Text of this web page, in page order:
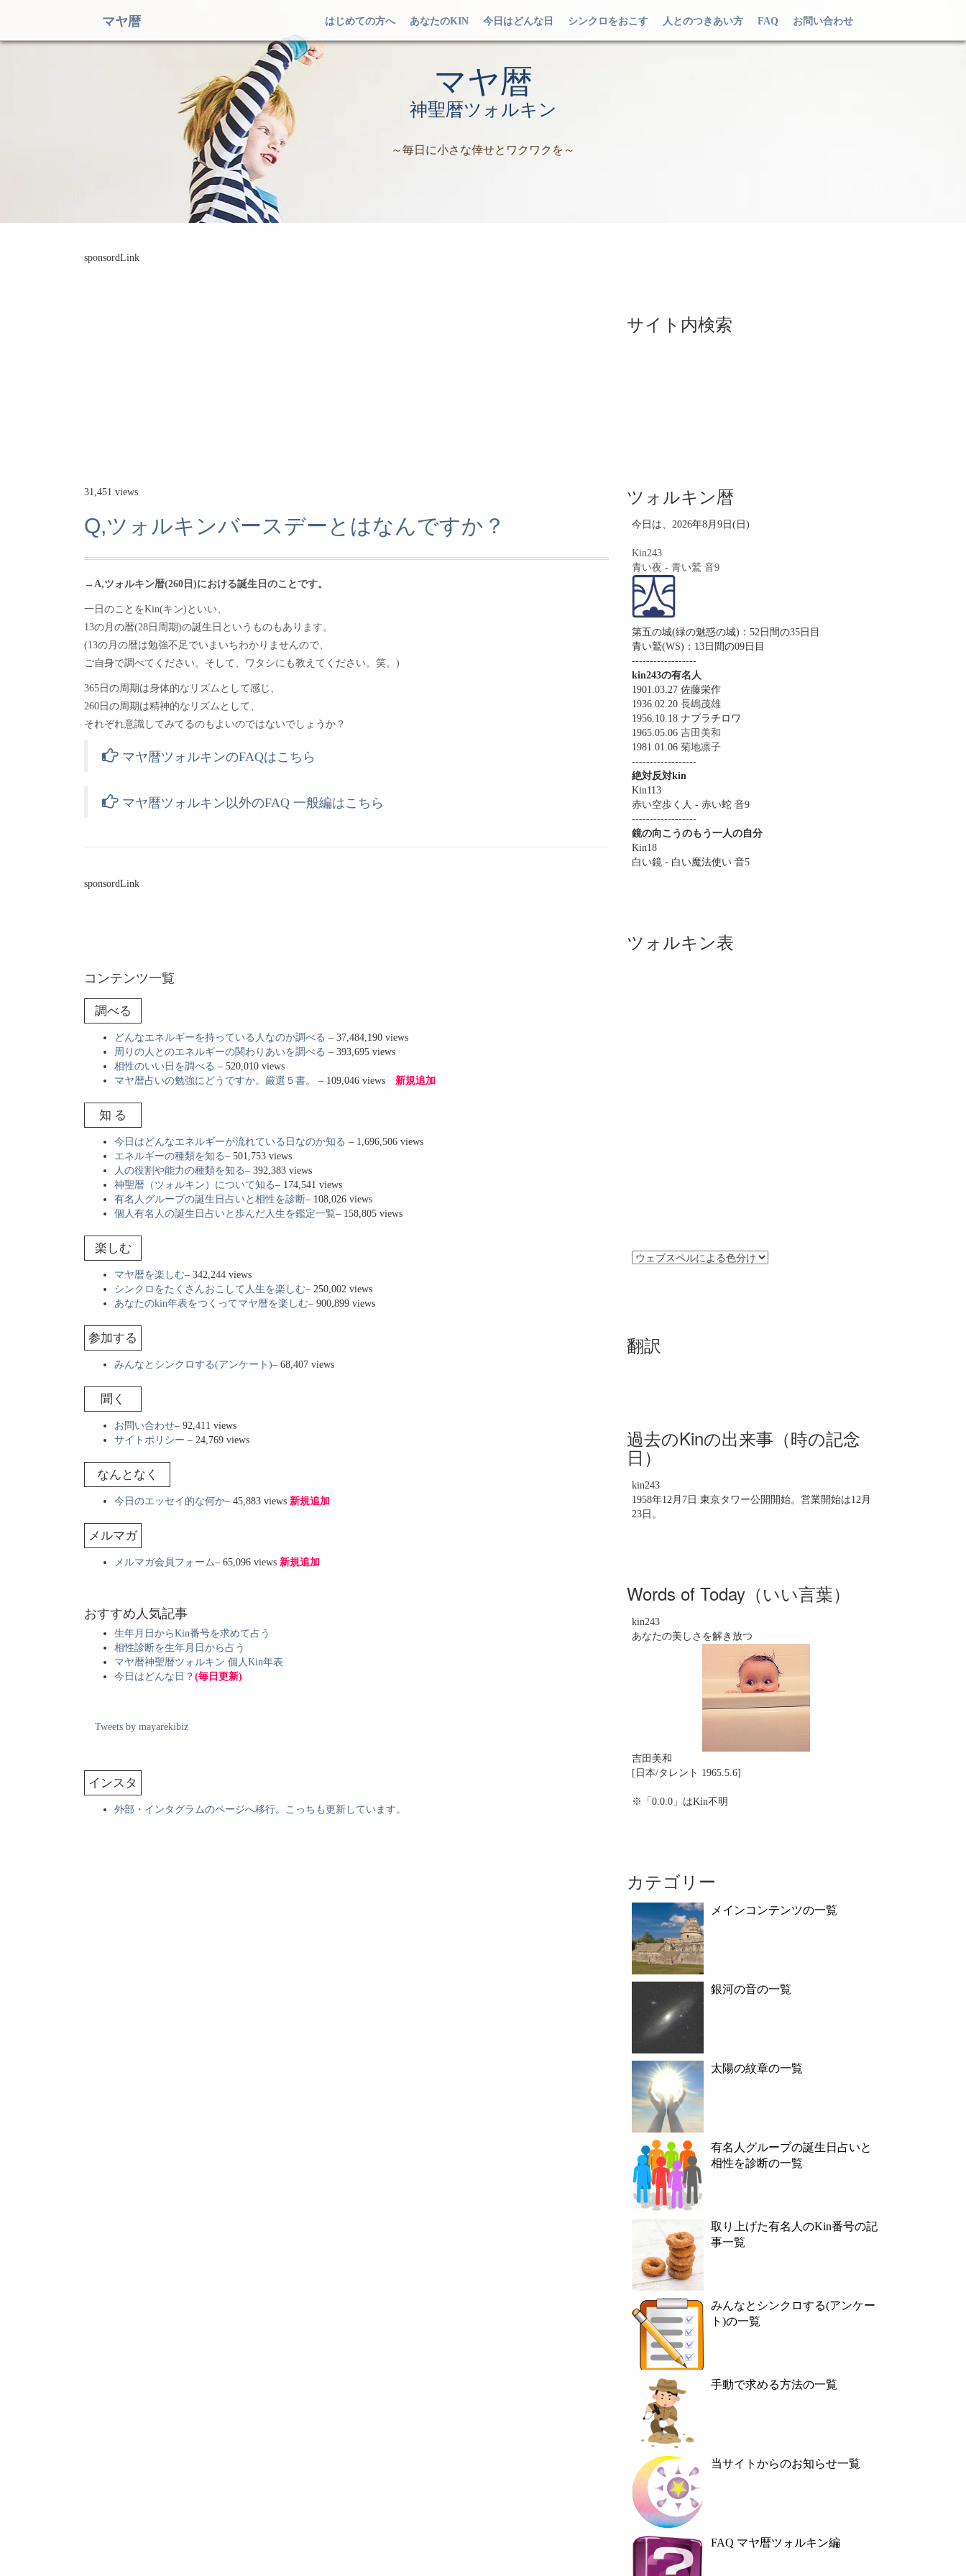
マヤ暦 はじめての方へ あなたのKIN 今日はどんな日 シンクロをおこす 人とのつきあい方 FAQ お問い合わせ
マヤ暦
神聖暦ツォルキン
～毎日に小さな倖せとワクワクを～
sponsordLink
31,451 views
Q,ツォルキンバースデーとはなんですか？
→A,ツォルキン暦(260日)における誕生日のことです。
一日のことをKin(キン)といい、
13の月の暦(28日周期)の誕生日というものもあります。
(13の月の暦は勉強不足でいまいちわかりませんので、
ご自身で調べてください。そして、ワタシにも教えてください。笑。)
365日の周期は身体的なリズムとして感じ、
260日の周期は精神的なリズムとして、
それぞれ意識してみてるのもよいのではないでしょうか？
マヤ暦ツォルキンのFAQはこちら
マヤ暦ツォルキン以外のFAQ 一般編はこちら
sponsordLink
コンテンツ一覧
調べる
どんなエネルギーを持っている人なのか調べる – 37,484,190 views
周りの人とのエネルギーの関わりあいを調べる – 393,695 views
相性のいい日を調べる – 520,010 views
マヤ暦占いの勉強にどうですか。厳選５書。
– 109,046 views 新規追加
知 る
今日はどんなエネルギーが流れている日なのか知る – 1,696,506 views
エネルギーの種類を知る– 501,753 views
人の役割や能力の種類を知る– 392,383 views
神聖暦（ツォルキン）について知る– 174,541 views
有名人グループの誕生日占いと相性を診断– 108,026 views
個人有名人の誕生日占いと歩んだ人生を鑑定一覧– 158,805 views
楽しむ
マヤ暦を楽しむ– 342,244 views
シンクロをたくさんおこして人生を楽しむ– 250,002 views
あなたのkin年表をつくってマヤ暦を楽しむ– 900,899 views
参加する
みんなとシンクロする(アンケート)– 68,407 views
聞く
お問い合わせ– 92,411 views
サイトポリシー – 24,769 views
なんとなく
今日のエッセイ的な何か– 45,883 views 新規追加
メルマガ
メルマガ会員フォーム– 65,096 views 新規追加
おすすめ人気記事
生年月日からKin番号を求めて占う
相性診断を生年月日から占う
マヤ暦神聖暦ツォルキン 個人Kin年表
今日はどんな日？ (毎日更新)
Tweets by mayarekibiz
インスタ
外部・インタグラムのページへ移行。こっちも更新しています。
サイト内検索
ツォルキン暦
今日は、2026年8月9日(日)
Kin243
青い夜 - 青い鷲 音9
第五の城(緑の魅惑の城)：52日間の35日目
青い鷲(WS)：13日間の09日目
------------------
kin243の有名人
1901.03.27 佐藤栄作
1936.02.20 長嶋茂雄
1956.10.18 ナブラチロワ
1965.05.06 吉田美和
1981.01.06 菊地凛子
------------------
絶対反対kin
Kin113
赤い空歩く人 - 赤い蛇 音9
------------------
鏡の向こうのもう一人の自分
Kin18
白い鏡 - 白い魔法使い 音5
ツォルキン表
翻訳
過去のKinの出来事（時の記念
日）
kin243
1958年12月7日 東京タワー公開開始。営業開始は12月
23日。
Words of Today（いい言葉）
kin243
あなたの美しさを解き放つ
吉田美和
[日本/タレント 1965.5.6]
※「0.0.0」はKin不明
カテゴリー
メインコンテンツの一覧
銀河の音の一覧
太陽の紋章の一覧
有名人グループの誕生日占いと
相性を診断の一覧
取り上げた有名人のKin番号の記
事一覧
みんなとシンクロする(アンケー
ト)の一覧
手動で求める方法の一覧
当サイトからのお知らせ一覧
FAQ マヤ暦ツォルキン編